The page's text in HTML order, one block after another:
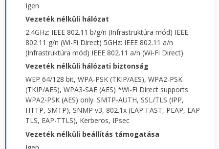
Igen
Vezeték nélküli hálózat
2.4GHz: IEEE 802.11 b/g/n (Infrastruktúra mód) IEEE
802.11 g/n (Wi-Fi Direct) 5GHz: IEEE 802.11 a/n
(Infrastruktúra mód) IEEE 802.11 a/n (Wi-Fi Direct)
Vezeték nélküli hálózati biztonság
WEP 64/128 bit, WPA-PSK (TKIP/AES), WPA2-PSK
(TKIP/AES), WPA3-SAE (AES) *Wi-Fi Direct supports
WPA2-PSK (AES) only. SMTP-AUTH, SSL/TLS (IPP,
HTTP, SMTP), SNMP v3, 802.1x (EAP-FAST, PEAP, EAP-
TLS, EAP-TTLS), Kerberos, IPsec
Vezeték nélküli beállítás támogatása
Igen